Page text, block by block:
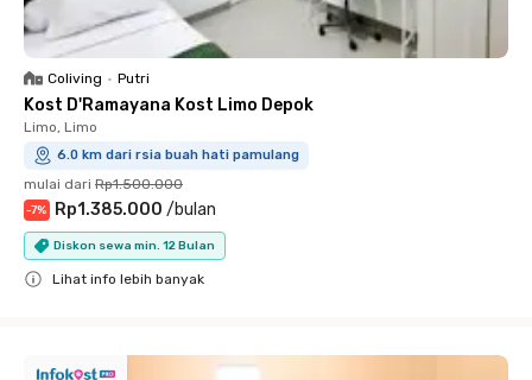
Coliving • Putri
Kost D'Ramayana Kost Limo Depok
Limo, Limo
6.0 km dari rsia buah hati pamulang
mulai dari Rp1.500.000
-7% Rp1.385.000 /bulan
Diskon sewa min. 12 Bulan
Lihat info lebih banyak